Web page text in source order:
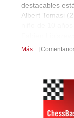
destacables
Albert Tomasi
Más...